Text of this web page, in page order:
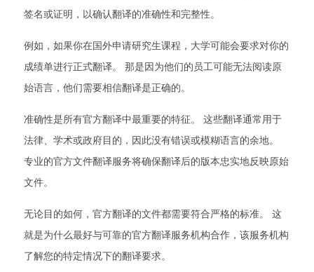
签名或证明，以确认翻译的准确性和完整性。
例如，如果你在国外申请研究生课程，大学可能会要求对你的
成绩单进行正式翻译。 那是因为他们的员工可能无法阅读原
始语言，他们需要相信翻译是正确的。
准确性是所有官方翻译中最重要的特征。 这些翻译通常用于
法律、学术或政府目的，因此没有错误或模糊语言的余地。
专业的官方文件翻译服务将确保翻译后的版本忠实地反映原始
文件。
无论目的如何，官方翻译的文件都需要符合严格的标准。 这
就是为什么最好与可靠的官方翻译服务机构合作，该服务机构
了解您的特定情况下的翻译要求。